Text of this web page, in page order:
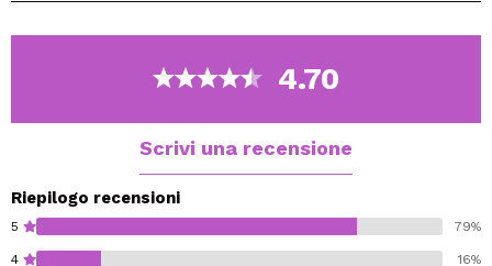
Uso in zone più alte del viso: zigomi, arco del
sopracciglio, naso...
Tono dorato intenso e brillante. Ideale per pelli molto
4.70
Scrivi una recensione
Riepilogo recensioni
5 79%
4 16%